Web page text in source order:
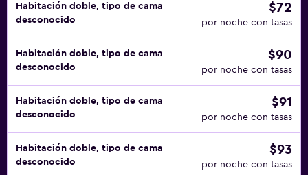
Habitación doble, tipo de cama
desconocido
$72
por noche con tasas
Habitación doble, tipo de cama
desconocido
$90
por noche con tasas
Habitación doble, tipo de cama
desconocido
$91
por noche con tasas
Habitación doble, tipo de cama
desconocido
$93
por noche con tasas